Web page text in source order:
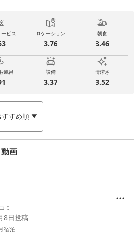
ビス ロケーション
3.76
朝食
3.46
風呂 設備
3.37
清潔さ
3.52
すすめ順
画
ミ
8日投稿
宿泊